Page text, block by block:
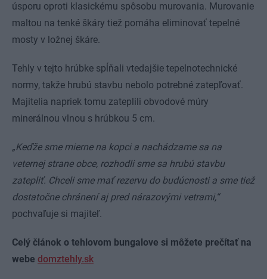
úsporu oproti klasickému spôsobu murovania. Murovanie
maltou na tenké škáry tiež pomáha eliminovať tepelné
mosty v ložnej škáre.
Tehly v tejto hrúbke spĺňali vtedajšie tepelnotechnické
normy, takže hrubú stavbu nebolo potrebné zatepľovať.
Majitelia napriek tomu zateplili obvodové múry
minerálnou vlnou s hrúbkou 5 cm.
„Keďže sme mierne na kopci a nachádzame sa na
veternej strane obce, rozhodli sme sa hrubú stavbu
zatepliť. Chceli sme mať rezervu do budúcnosti a sme tiež
dostatočne chránení aj pred nárazovými vetrami,“
pochvaľuje si majiteľ.
Celý článok o tehlovom bungalove si môžete prečítať na
webe domztehly.sk